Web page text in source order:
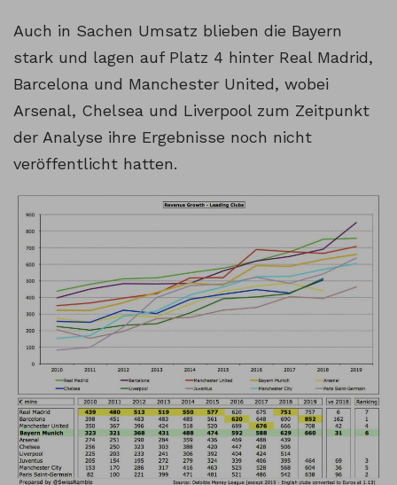
Auch in Sachen Umsatz blieben die Bayern
stark und lagen auf Platz 4 hinter Real Madrid,
Barcelona und Manchester United, wobei
Arsenal, Chelsea und Liverpool zum Zeitpunkt
der Analyse ihre Ergebnisse noch nicht
veröffentlicht hatten.